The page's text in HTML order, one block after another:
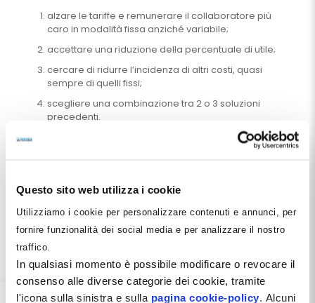
Questo sito web utilizza i cookie
Utilizziamo i cookie per personalizzare contenuti e annunci, per
fornire funzionalità dei social media e per analizzare il nostro
traffico.
In qualsiasi momento è possibile modificare o revocare il
consenso alle diverse categorie dei cookie, tramite
l'icona sulla sinistra e sulla pagina cookie-policy. Alcuni
alzare le tariffe e remunerare il collaboratore più
caro in modalità fissa anziché variabile;
accettare una riduzione della percentuale di utile;
cercare di ridurre l’incidenza di altri costi, quasi
sempre di quelli fissi;
scegliere una combinazione tra 2 o 3 soluzioni
precedenti.
In altri termini, una struttura sanitaria non può permettersi
Se ricordate le proporzioni indicate (costi variabili tra il
produzione), appare evidente che chi ha un costo medio
variabile pari al 70% non può permettersi di avere un
costo fisso medio del 30%.
Ne deriva che la vita vera del titolare di una struttura
sanitaria deve essere quella di un soggetto pensante e
realista, il quale deve prima acquisire gli strumenti di